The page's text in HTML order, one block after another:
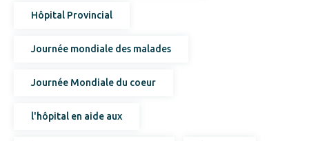
Hôpital Provincial
Journée mondiale des malades
Journée Mondiale du coeur
l'hôpital en aide aux